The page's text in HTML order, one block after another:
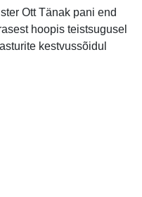
Ott Tänak pani end
hoopis teistsugusel
kestvussõidul